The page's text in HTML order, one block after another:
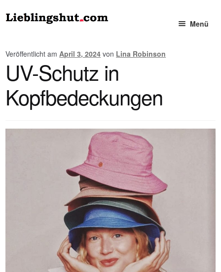
Zur
Zum
Menü
— Hüte
— Mützen
Accessoires für Sie und Ihn
— Hut Dickten Freiburg
Veröffentlicht amApril 3, 2024 von Lina Robinson
UV-Schutz in
Kopfbedeckungen